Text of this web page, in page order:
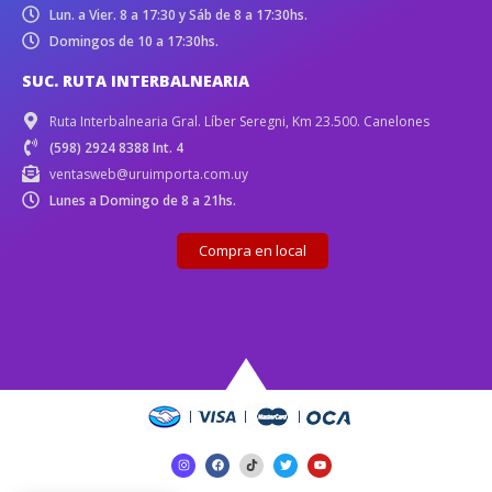
Lun. a Vier. 8 a 17:30 y Sáb de 8 a 17:30hs.
Domingos de 10 a 17:30hs.
SUC. RUTA INTERBALNEARIA
Ruta Interbalnearia Gral. Líber Seregni, Km 23.500. Canelones
(598) 2924 8388 Int. 4
ventasweb@uruimporta.com.uy
Lunes a Domingo de 8 a 21hs.
Compra en local